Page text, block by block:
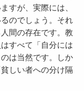
すが、実際には、
のでしょう。それ
間の存在です。教
すべて「自分には
は当然です。しか
しい者への分け隔